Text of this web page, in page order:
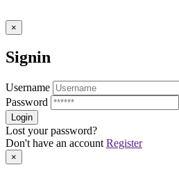
×
Signin
Username
Password
Lost your password?
Don't have an account Register
×